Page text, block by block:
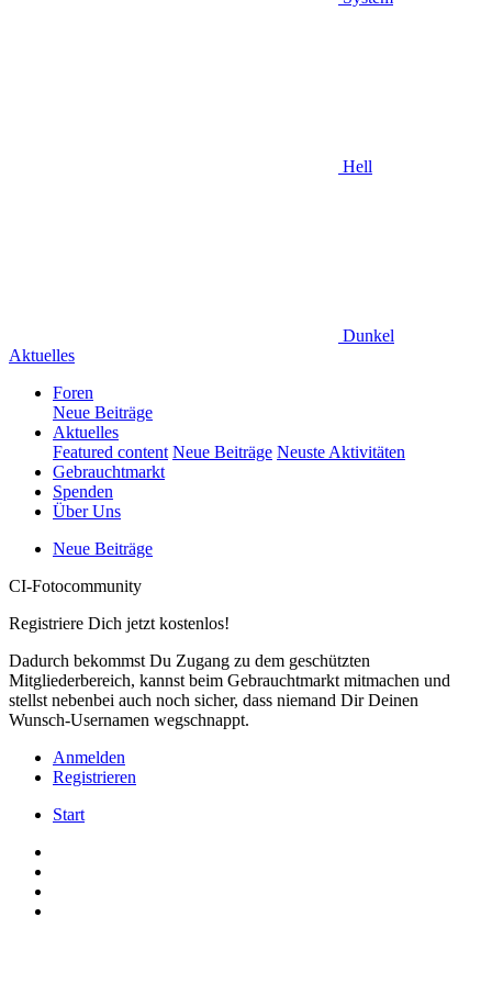
Hell
Dunkel
Aktuelles
Foren
Neue Beiträge
Aktuelles
Featured content Neue Beiträge Neuste Aktivitäten
Gebrauchtmarkt
Spenden
Über Uns
Neue Beiträge
CI-Fotocommunity
Registriere Dich jetzt kostenlos!
Dadurch bekommst Du Zugang zu dem geschützten
Mitgliederbereich, kannst beim Gebrauchtmarkt mitmachen und
stellst nebenbei auch noch sicher, dass niemand Dir Deinen
Wunsch-Usernamen wegschnappt.
Anmelden
Registrieren
Start